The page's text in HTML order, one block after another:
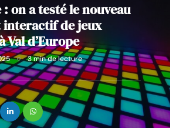
on a testé le nouveau
interactif de jeux
Val d’Europe
3 min de lecture